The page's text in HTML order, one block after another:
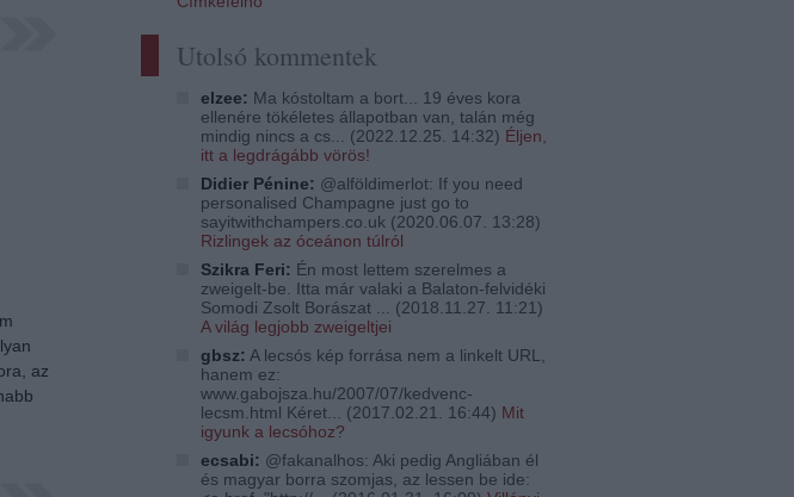
Utolsó kommentek
elzee: Ma kóstoltam a bort... 19 éves kora
ellenére tökéletes állapotban van, talán még
mindig nincs a cs... (2022.12.25. 14:32) Éljen,
itt a legdrágább vörös!
Didier Pénine: @alföldimerlot: If you need
personalised Champagne just go to
sayitwithchampers.co.uk (2020.06.07. 13:28)
Rizlingek az óceánon túlról
Szikra Feri: Én most lettem szerelmes a
zweigelt-be. Itta már valaki a Balaton-felvidéki
Somodi Zsolt Borászat ... (2018.11.27. 11:21)
A világ legjobb zweigeltjei
gbsz: A lecsós kép forrása nem a linkelt URL,
hanem ez:
www.gabojsza.hu/2007/07/kedvenc-
lecsm.html Kéret... (2017.02.21. 16:44) Mit
igyunk a lecsóhoz?
ecsabi: @fakanalhos: Aki pedig Angliában él
és magyar borra szomjas, az lessen be ide:
az